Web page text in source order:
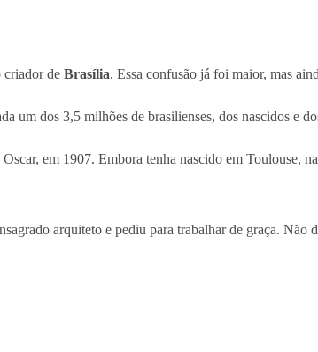
criador de Brasília. Essa confusão já foi maior, mas
um dos 3,5 milhões de brasilienses, dos nascidos e
em 1907. Embora tenha nascido em
arquiteto e pediu para trabalhar de graça.